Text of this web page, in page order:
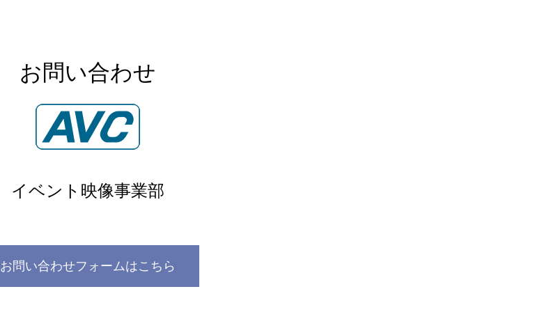
お問い合わせ
イベント映像事業部
お問い合わせフォームはこちら